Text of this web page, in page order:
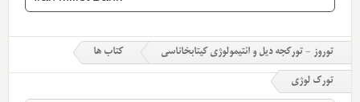
توروز - تورکجه دیل و ائتیمولوژی کیتابخاناسی کتاب ها
تورک لوژی